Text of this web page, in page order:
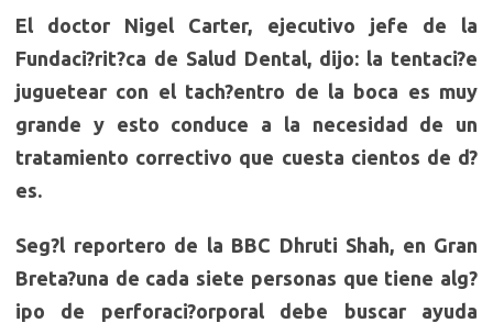
El doctor Nigel Carter, ejecutivo jefe de la
Fundaci?rit?ca de Salud Dental, dijo: la tentaci?e
juguetear con el tach?entro de la boca es muy
grande y esto conduce a la necesidad de un
tratamiento correctivo que cuesta cientos de d?
es.
Seg?l reportero de la BBC Dhruti Shah, en Gran
Breta?una de cada siete personas que tiene alg?
ipo de perforaci?orporal debe buscar ayuda